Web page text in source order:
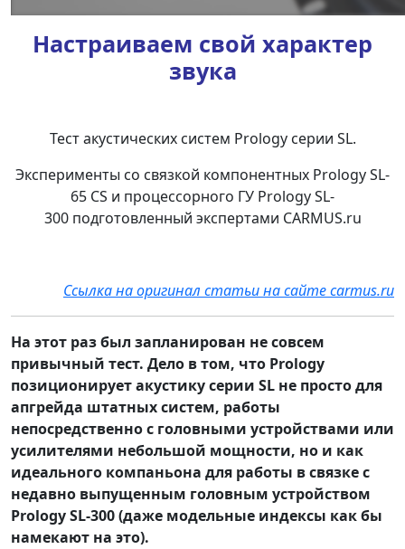
Настраиваем свой характер
звука
Тест акустических систем Prology серии SL.
Эксперименты со связкой компонентных Prology SL-
65 CS и процессорного ГУ Prology SL-
300 подготовленный экспертами CARMUS.ru
Ссылка на оригинал статьи на сайте carmus.ru
На этот раз был запланирован не совсем
привычный тест. Дело в том, что Prology
позиционирует акустику серии SL не просто для
апгрейда штатных систем, работы
непосредственно с головными устройствами или
усилителями небольшой мощности, но и как
идеального компаньона для работы в связке с
недавно выпущенным головным устройством
Prology SL-300 (даже модельные индексы как бы
намекают на это).